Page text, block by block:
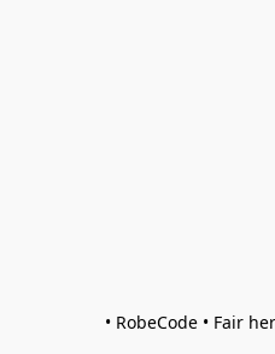
• RobeCode • Fair